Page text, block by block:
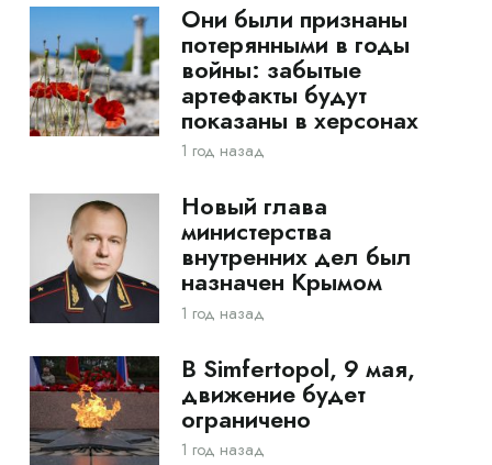
Они были признаны
потерянными в годы
войны: забытые
артефакты будут
показаны в херсонах
1 год назад
Новый глава
министерства
внутренних дел был
назначен Крымом
1 год назад
В Simfertopol, 9 мая,
движение будет
ограничено
1 год назад